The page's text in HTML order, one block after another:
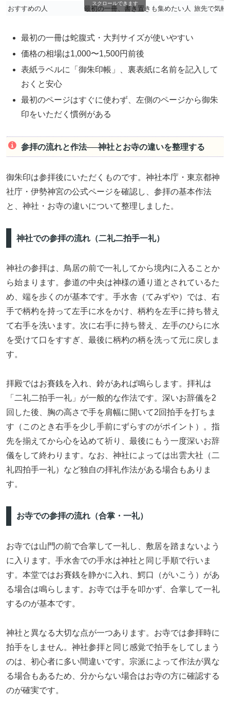
おすすめの人
最初の一冊、書き置きも集めたい人 旅先で気軽
スクロールできます
最初の一冊は蛇腹式・大判サイズが使いやすい
価格の相場は1,000〜1,500円前後
表紙ラベルに「御朱印帳」、裏表紙に名前を記入して
おくと安心
最初のページはすぐに使わず、左側のページから御朱
印をいただく慣例がある
参拝の流れと作法──神社とお寺の違いを整理する
御朱印は参拝後にいただくものです。神社本庁・東京都神
社庁・伊勢神宮の公式ページを確認し、参拝の基本作法
と、神社・お寺の違いについて整理しました。
神社での参拝の流れ（二礼二拍手一礼）
神社の参拝は、鳥居の前で一礼してから境内に入ることか
ら始まります。参道の中央は神様の通り道とされているた
め、端を歩くのが基本です。手水舎（てみずや）では、右
手で柄杓を持って左手に水をかけ、柄杓を左手に持ち替え
て右手を洗います。次に右手に持ち替え、左手のひらに水
を受けて口をすすぎ、最後に柄杓の柄を洗って元に戻しま
す。
拝殿ではお賽銭を入れ、鈴があれば鳴らします。拝礼は
「二礼二拍手一礼」が一般的な作法です。深いお辞儀を2
回した後、胸の高さで手を肩幅に開いて2回拍手を打ちま
す（このとき右手を少し手前にずらすのがポイント）。指
先を揃えてから心を込めて祈り、最後にもう一度深いお辞
儀をして終わります。なお、神社によっては出雲大社（二
礼四拍手一礼）など独自の拝礼作法がある場合もありま
す。
お寺での参拝の流れ（合掌・一礼）
お寺では山門の前で合掌して一礼し、敷居を踏まないよう
に入ります。手水舎での手水は神社と同じ手順で行いま
す。本堂ではお賽銭を静かに入れ、鰐口（がいこう）があ
る場合は鳴らします。お寺では手を叩かず、合掌して一礼
するのが基本です。
神社と異なる大切な点が一つあります。お寺では参拝時に
拍手をしません。神社参拝と同じ感覚で拍手をしてしまう
のは、初心者に多い間違いです。宗派によって作法が異な
る場合もあるため、分からない場合はお寺の方に確認する
のが確実です。